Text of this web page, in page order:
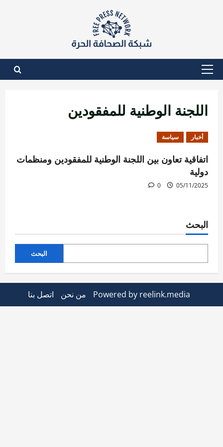
القائمة
اللجنة الوطنية للمفقودين
أخبار سياسة
اتفاقية تعاون بين اللجنة الوطنية للمفقودين ومنظمات
دولية
05/11/2025
0
البحث
البحث
Powered by reelink.media من نحن اتصل بنا